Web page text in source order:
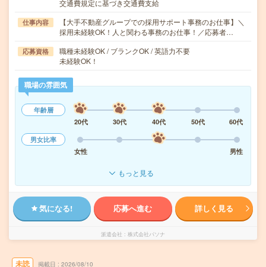
交通費規定に基づき交通費支給
仕事内容
【大手不動産グループでの採用サポート事務のお仕事】＼
採用未経験OK！人と関わる事務のお仕事！／応募者…
応募資格
職種未経験OK / ブランクOK / 英語力不要
未経験OK！
職場の雰囲気
年齢層
20代
30代 40代 50代
60代
男女比率
女性
男性
もっと見る
気になる! 応募へ進む 詳しく見る
派遣会社 株式会社パソナ
未読 掲載日 2026/08/10